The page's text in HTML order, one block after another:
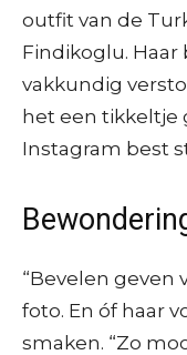
outfit van de
Findikoglu. Haar
vakkundig
het een tikkeltje
Instagram best
“Bevelen geven
foto. En óf haar
smaken. “Zo